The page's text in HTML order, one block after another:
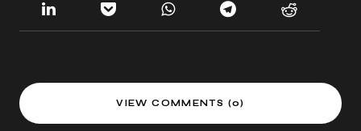
VIEW COMMENTS (0)